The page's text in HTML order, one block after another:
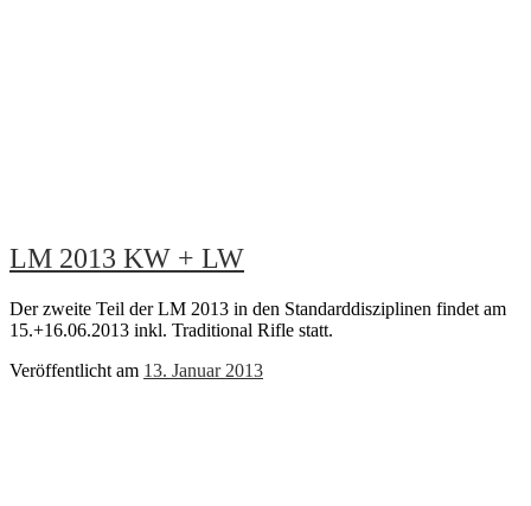
LM 2013 KW + LW
Der zweite Teil der LM 2013 in den Standarddisziplinen findet am
15.+16.06.2013 inkl. Traditional Rifle statt.
Veröffentlicht am 13. Januar 2013